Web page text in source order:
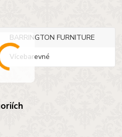
BARRINGTON FURNITURE
Vícebarevné